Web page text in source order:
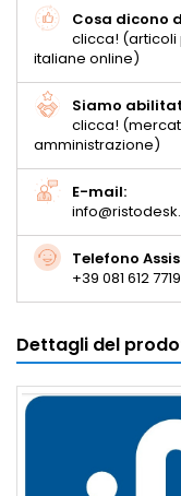
Cosa dicono
clicca! (articoli
italiane online)
Siamo
clicca!
amministrazione)
E-mail:
Telefono
+39 081 612 7719
Dettagli del